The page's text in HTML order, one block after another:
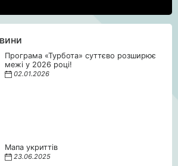
Програма «Турбота» суттєво розширює
межі у 2026 році!
02.01.2026
Мапа укриттів
23.06.2025